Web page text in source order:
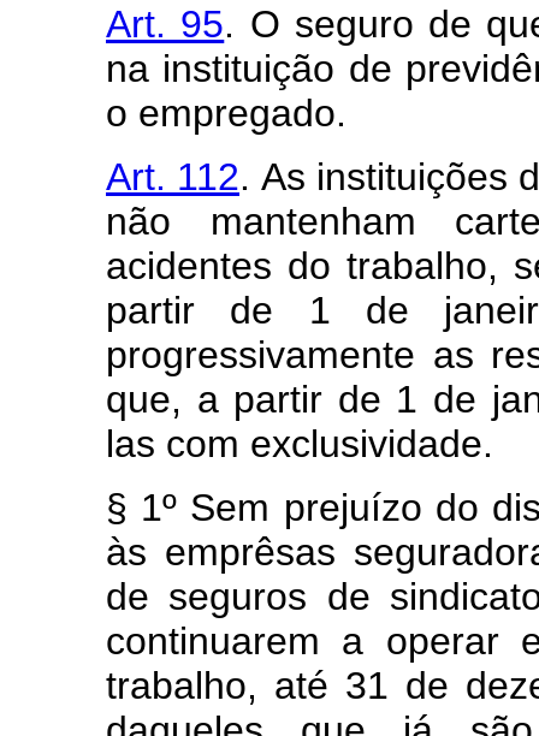
Art. 95. O seguro de
na instituição de
o empregado.
Art. 112. As instituições
não mantenham
acidentes do trabalho,
partir de 1 de
progressivamente as
que, a partir de 1 de
las com exclusividade.
§ 1º Sem prejuízo do
às emprêsas
de seguros de
continuarem a operar
trabalho, até 31 de